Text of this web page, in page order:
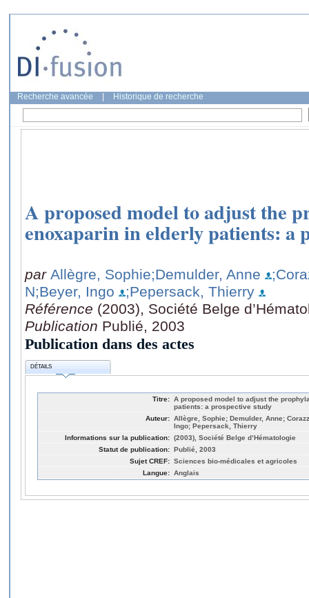
Recherche avancée Historique de recherche
A proposed model to adjust the
enoxaparin in elderly patients: a
par Allègre, Sophie;Demulder, Anne
N;Beyer, Ingo
;Pepersack, Thierry
Référence (2003), Société Belge
Publication Publié, 2003
Publication dans des actes
DÉTAILS
Titre: A proposed model to adjust the
patients: a prospective study
Auteur: Allègre, Sophie; Demulder, Anne;
Ingo; Pepersack, Thierry
Informations sur la publication: (2003), Société Belge d’Hématologie
Statut de publication: Publié, 2003
Sujet CREF: Sciences bio-médicales et agricoles
Langue: Anglais